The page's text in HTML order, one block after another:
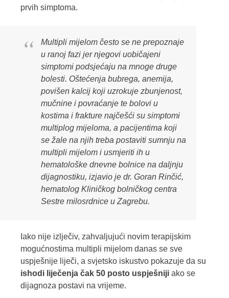
prvih simptoma.
Multipli mijelom često se ne prepoznaje
u ranoj fazi jer njegovi uobičajeni
simptomi podsjećaju na mnoge druge
bolesti. Oštećenja bubrega, anemija,
povišen kalcij koji uzrokuje zbunjenost,
mučnine i povraćanje te bolovi u
kostima i frakture najčešći su simptomi
multiplog mijeloma, a pacijentima koji
se žale na njih treba postaviti sumnju na
multipli mijelom i usmjeriti ih u
hematološke dnevne bolnice na daljnju
dijagnostiku, izjavio je dr. Goran Rinčić,
hematolog Kliničkog bolničkog centra
Sestre milosrdnice u Zagrebu.
Iako nije izlječiv, zahvaljujući novim terapijskim
mogućnostima multipli mijelom danas se sve
uspješnije liječi, a svjetsko iskustvo pokazuje da su
ishodi liječenja čak 50 posto uspješniji ako se
dijagnoza postavi na vrijeme.